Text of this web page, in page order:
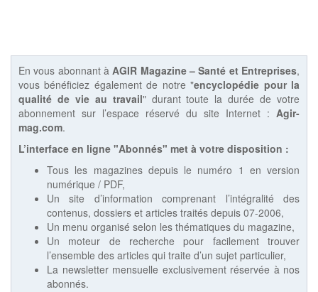
En vous abonnant àAGIR Magazine – Santé et Entreprises,
vous bénéficiez également de notre "encyclopédie pour la
qualité de vie au travail" durant toute la durée de votre
abonnement sur l’espace réservé du site Internet : Agir-
mag.com.
L’interface en ligne "Abonnés" met à votre disposition :
Tous les magazines depuis le numéro 1 en version
numérique / PDF,
Un site d’information comprenant l’intégralité des
contenus, dossiers et articles traités depuis 07-2006,
Un menu organisé selon les thématiques du magazine,
Un moteur de recherche pour facilement trouver
l’ensemble des articles qui traite d’un sujet particulier,
La newsletter mensuelle exclusivement réservée à nos
abonnés.